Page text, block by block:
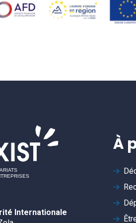
Internationale
À